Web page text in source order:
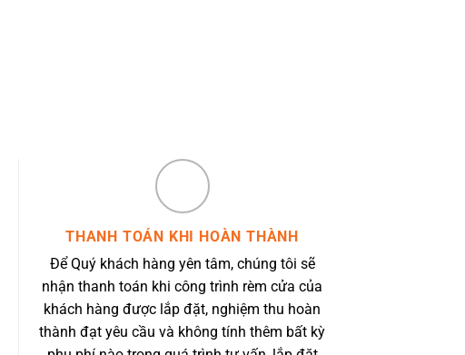
THANH TOÁN KHI HOÀN THÀNH
Để Quý khách hàng yên tâm, chúng tôi sẽ
nhận thanh toán khi công trình rèm cửa của
khách hàng được lắp đặt, nghiệm thu hoàn
thành đạt yêu cầu và không tính thêm bất kỳ